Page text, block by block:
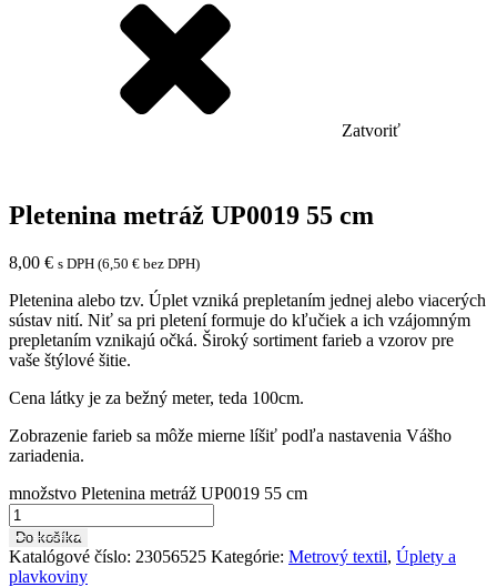
Zatvoriť
Pletenina metráž UP0019 55 cm
8,00 € s DPH (6,50 € bez DPH)
Pletenina alebo tzv. Úplet vzniká prepletaním jednej alebo viacerých
sústav nití. Niť sa pri pletení formuje do kľučiek a ich vzájomným
prepletaním vznikajú očká. Široký sortiment farieb a vzorov pre
vaše štýlové šitie.
Cena látky je za bežný meter, teda 100cm.
Zobrazenie farieb sa môže mierne líšiť podľa nastavenia Vášho
zariadenia.
množstvo Pletenina metráž UP0019 55 cm
Do košíka
Katalógové číslo: 23056525 Kategórie: Metrový textil, Úplety a
plavkoviny